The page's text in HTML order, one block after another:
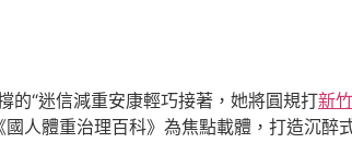
的“迷信減重安康輕巧接著，她將圓規打新
人體重治理百科》為焦點載體，打造沉醉